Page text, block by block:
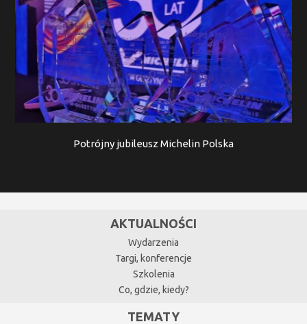
Potrójny jubileusz Michelin Polska
AKTUALNOŚCI
Wydarzenia
Targi, konferencje
Szkolenia
Co, gdzie, kiedy?
TEMATY